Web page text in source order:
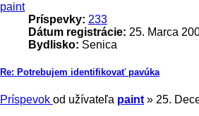
paint
Príspevky: 233
Dátum registrácie: 25. Marca
Bydlisko: Senica
Re: Potrebujem identifikovať pavúka
Príspevok od užívateľa paint » 25.